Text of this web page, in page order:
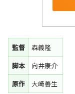
監督
森義隆
脚本
向井康介
原作
大崎善生